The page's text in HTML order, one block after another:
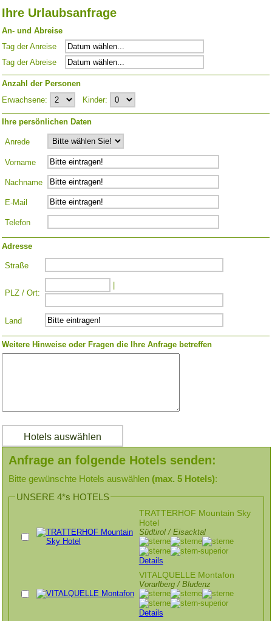
Ihre Urlaubsanfrage
An- und Abreise
Tag der Anreise
Tag der Abreise
Anzahl der Personen
Erwachsene:
Kinder:
Ihre persönlichen Daten
Anrede
Vorname
Nachname
E-Mail
Telefon
Adresse
Straße
PLZ / Ort:
Land
Weitere Hinweise oder Fragen die Ihre Anfrage betreffen
Anfrage an folgende Hotels senden:
Bitte gewünschte Hotels auswählen (max. 5 Hotels):
UNSERE 4*s HOTELS
TRATTERHOF Mountain Sky
Hotel
Südtirol / Eisacktal
Details
VITALQUELLE Montafon
Vorarlberg / Bludenz
Details